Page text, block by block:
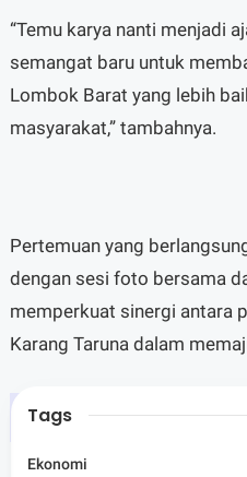
“Temu karya nanti menjadi
semangat baru untuk
Lombok Barat yang lebih
masyarakat,” tambahnya.
Pertemuan yang
dengan sesi foto bersama
memperkuat sinergi antara
Karang Taruna dalam
Tags
Ekonomi